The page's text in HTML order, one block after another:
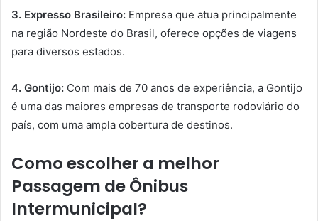
3. Expresso Brasileiro: Empresa que atua principalmente
na região Nordeste do Brasil, oferece opções de viagens
para diversos estados.
4. Gontijo: Com mais de 70 anos de experiência, a Gontijo
é uma das maiores empresas de transporte rodoviário do
país, com uma ampla cobertura de destinos.
Como escolher a melhor
Passagem de Ônibus
Intermunicipal?